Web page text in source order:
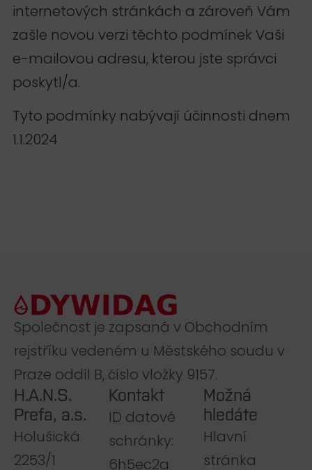
internetových stránkách a zároveň Vám
zašle novou verzi těchto podmínek Vaši
e-mailovou adresu, kterou jste správci
poskytl/a.
Tyto podmínky nabývají účinnosti dnem
1.1.2024
Společnost je zapsaná v Obchodním
rejstříku vedeném u Městského soudu v
Praze oddíl B, číslo vložky 9157.
H.A.N.S.
Prefa, a.s.
Holušická
2253/1
Kontakt
ID datové
schránky:
6h5ec2a
Možná
hledáte
Hlavní
stránka